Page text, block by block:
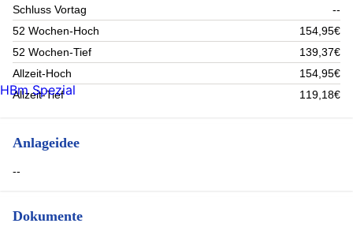
Schluss Vortag
--
52 Wochen-Hoch
154,95€
52 Wochen-Tief
139,37€
Allzeit-Hoch
154,95€
Allzeit-Tief
119,18€
Anlageidee
--
Dokumente
HBm Spezial